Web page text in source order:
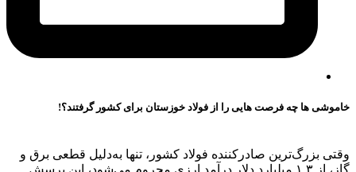
خاموشی ها چه فرصت هایی را از فولاد خوزستان برای کشور گرفتند؟!
وقتی بزرگ‌ترین صادرکننده فولاد کشور، تنها به‌دلیل قطعی برق و
گاز، از ۱.۳ میلیارد دلار درآمد ارزی محروم می‌شود، این پرسش